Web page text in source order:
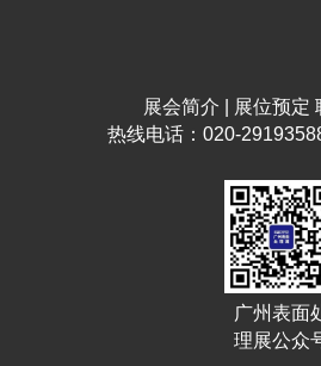
展会简介 展位预定
热线电话：020-
广州表面
理展公众